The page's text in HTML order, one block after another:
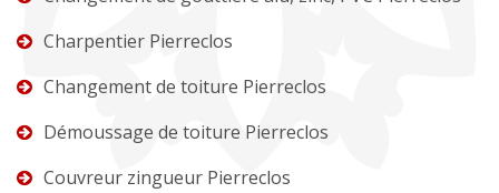
Charpentier Pierreclos
Changement de toiture Pierreclos
Démoussage de toiture Pierreclos
Couvreur zingueur Pierreclos